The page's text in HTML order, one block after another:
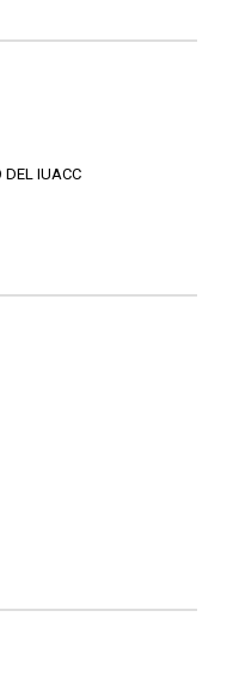
DEL IUACC